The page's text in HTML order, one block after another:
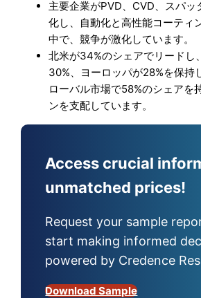
主要企業がPVD、CVD、スパッ
化し、自動化と高性能コーティ
中で、競争が激化しています。
北米が34%のシェアでリードし
30%、ヨーロッパが28%を保持
ローバル市場で58%のシェアを
ンを支配しています。
Access crucial
unmatched prices!
Request your sample
start making informed
powered by Credence
Download Sample